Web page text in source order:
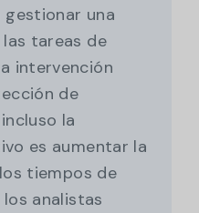
una
tareas de
intervención
de
la
es aumentar la
tiempos de
analistas